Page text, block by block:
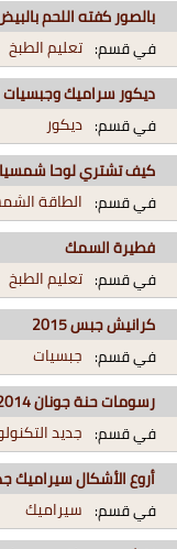
بالصور كفته اللحم
في قسم: تعليم الطبخ
ديكور سراميك وجبسيات
في قسم: ديكور
كيف تشتري لوحا شمسيا
في قسم: الطاقة
فطيرة السمك
في قسم: تعليم الطبخ
كرانيش جبس 2015
في قسم: جبسيات
رسومات حنة جونان 2014 ، أجمل رسومات الحنة 2015
في قسم: جديد
أروع الأشكال سيراميك جديد
في قسم: سيراميك